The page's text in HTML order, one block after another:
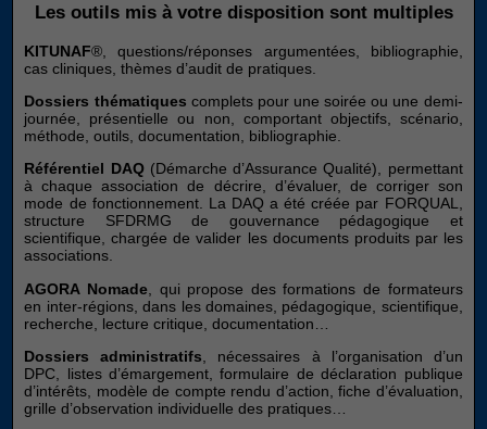
Les outils mis à votre disposition sont multiples
KITUNAF®, questions/réponses argumentées, bibliographie,
cas cliniques, thèmes d’audit de pratiques.
Dossiers thématiques complets pour une soirée ou une demi-
journée, présentielle ou non, comportant objectifs, scénario,
méthode, outils, documentation, bibliographie.
Référentiel DAQ(Démarche d’Assurance Qualité), permettant
à chaque association de décrire, d’évaluer, de corriger son
mode de fonctionnement. La DAQ a été créée par FORQUAL,
structure SFDRMG de gouvernance pédagogique et
scientifique, chargée de valider les documents produits par les
associations.
AGORA Nomade , qui propose des formations de formateurs
en inter-régions, dans les domaines, pédagogique, scientifique,
recherche, lecture critique, documentation…
Dossiers administratifs , nécessaires à l’organisation d’un
DPC, listes d’émargement, formulaire de déclaration publique
d’intérêts, modèle de compte rendu d’action, fiche d’évaluation,
grille d’observation individuelle des pratiques…